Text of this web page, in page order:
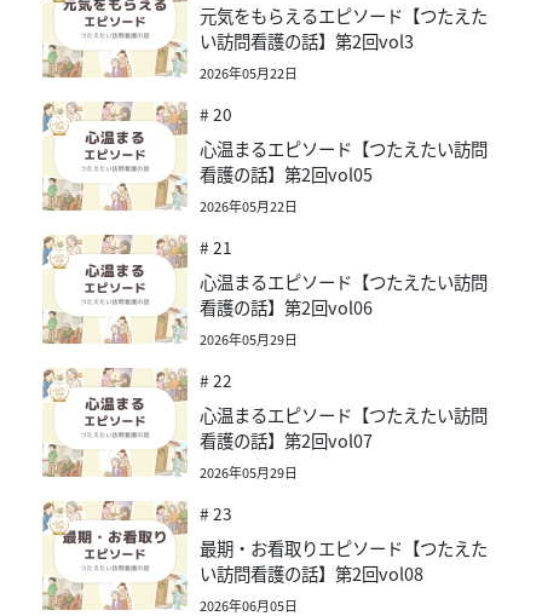
元気をもらえるエピソード【つたえた
い訪問看護の話】第2回vol3
2026年05月22日
# 20
心温まるエピソード【つたえたい訪問
看護の話】第2回vol05
2026年05月22日
# 21
心温まるエピソード【つたえたい訪問
看護の話】第2回vol06
2026年05月29日
# 22
心温まるエピソード【つたえたい訪問
看護の話】第2回vol07
2026年05月29日
# 23
最期・お看取りエピソード【つたえた
い訪問看護の話】第2回vol08
2026年06月05日